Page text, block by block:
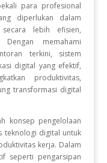
para profesional
diperlukan dalam
secara lebih efisien,
memahami
terkini, sistem
digital yang efektif,
produktivitas,
transformasi digital
konsep pengelolaan
teknologi digital untuk
kerja. Dalam
seperti pengarsipan